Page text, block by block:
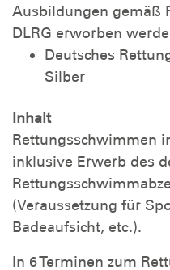
Ausbildungen gemäß
DLRG erworben
Deutsches
Silber
Inhalt
Rettungsschwimmen
inklusive Erwerb des
(Veraussetzung für
Badeaufsicht, etc.).
In 6 Terminen zum